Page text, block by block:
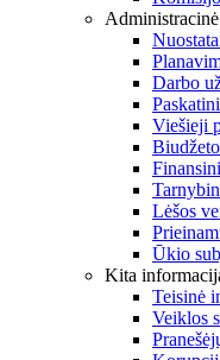
Darbo
Viešieji
Lėšos
Ūkio
Kita
Teisinė
Veiklos